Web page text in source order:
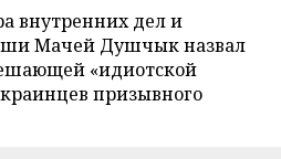
внутренних дел и
Мачей Душчык назвал
«идиотской
призывного